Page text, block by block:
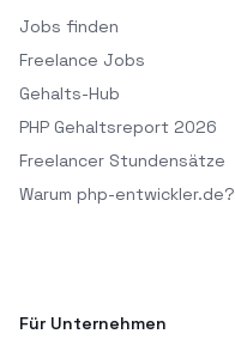
Jobs finden
Freelance Jobs
Gehalts-Hub
PHP Gehaltsreport 2026
Freelancer Stundensätze
Warum php-entwickler.de?
Für Unternehmen